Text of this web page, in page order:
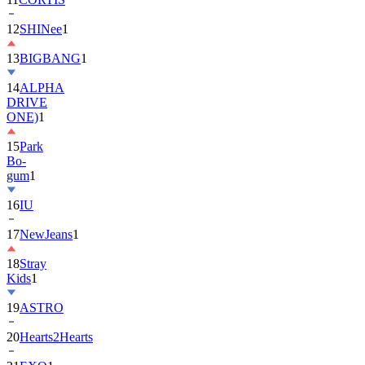
13BIGBANG
14ALPHA
DRIVE
ONE)1
15Park
Bo-
gum1
16IU
17NewJeans
18Stray
Kids
19ASTRO
20Hearts2Hearts
21EXO1